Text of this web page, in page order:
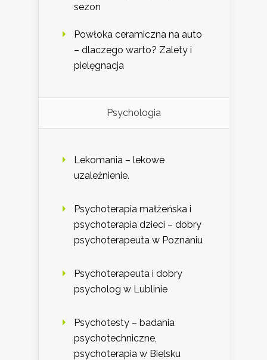
sezon
Powłoka ceramiczna na auto
– dlaczego warto? Zalety i
pielęgnacja
Psychologia
Lekomania – lekowe
uzależnienie.
Psychoterapia małżeńska i
psychoterapia dzieci – dobry
psychoterapeuta w Poznaniu
Psychoterapeuta i dobry
psycholog w Lublinie
Psychotesty – badania
psychotechniczne,
psychoterapia w Bielsku